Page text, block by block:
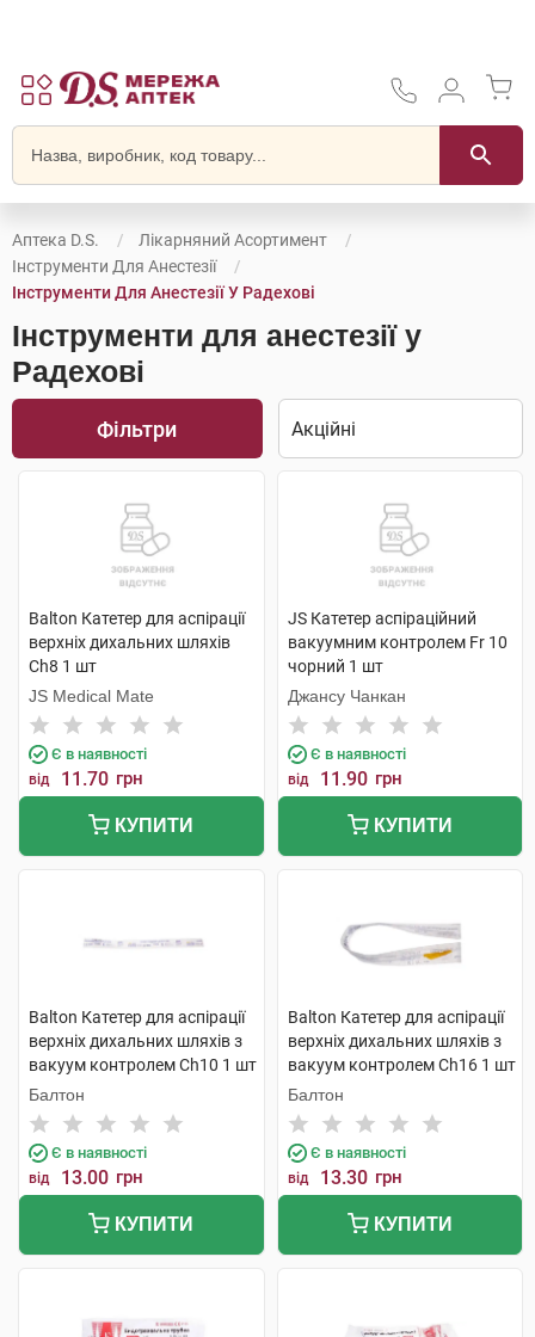
Аптека D.S.
Лікарняний Асортимент
Інструменти Для Анестезії
Інструменти Для Анестезії У Радехові
Інструменти для анестезії у
Радехові
Фільтри
Balton Катетер для аспірації
верхніх дихальних шляхів
Ch8 1 шт
JS Medical Mate
Є в наявності
від 11.70 грн
КУПИТИ
JS Катетер аспіраційний
вакуумним контролем Fr 10
чорний 1 шт
Джансу Чанкан
Є в наявності
від 11.90 грн
КУПИТИ
Balton Катетер для аспірації
верхніх дихальних шляхів з
вакуум контролем Ch10 1 шт
Балтон
Є в наявності
від 13.00 грн
КУПИТИ
Balton Катетер для аспірації
верхніх дихальних шляхів з
вакуум контролем Ch16 1 шт
Балтон
Є в наявності
від 13.30 грн
КУПИТИ